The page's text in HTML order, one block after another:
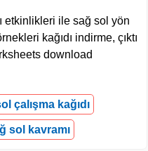
etkinlikleri ile sağ sol yön
kağıdı indirme, çıktı
download
çalışma kağıdı
sol kavramı